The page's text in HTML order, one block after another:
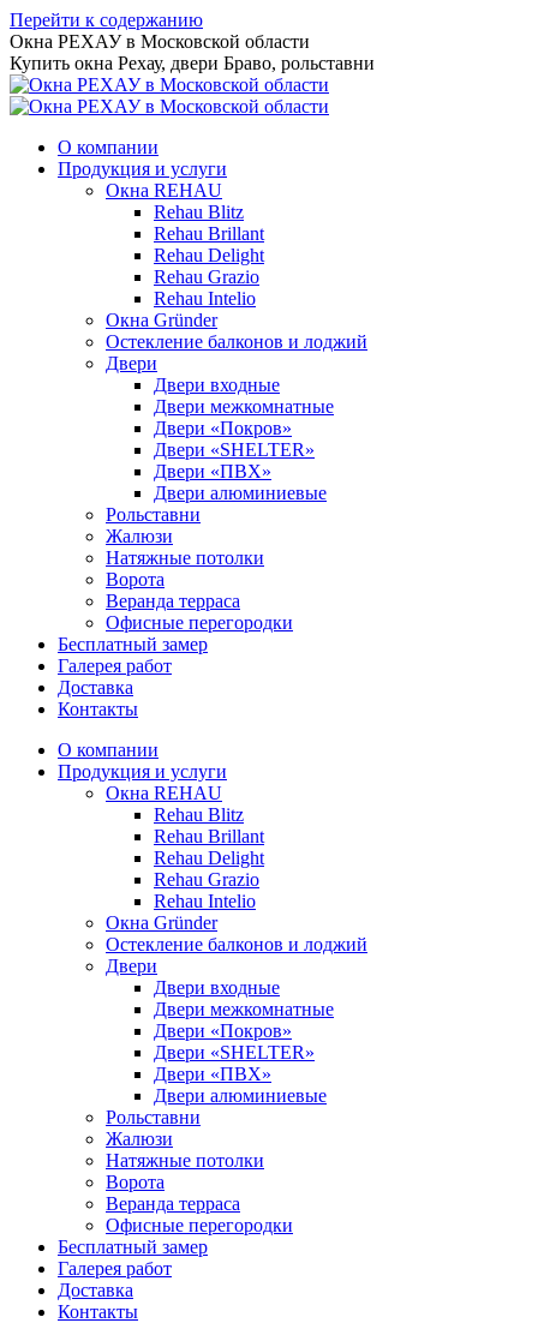
Перейти к содержанию
Окна РЕХАУ в Московской области
Купить окна Рехау, двери Браво, рольставни
О компании
Продукция и услуги
Окна REHAU
Rehau Blitz
Rehau Brillant
Rehau Delight
Rehau Grazio
Rehau Intelio
Окна Gründer
Остекление балконов и лоджий
Двери
Двери входные
Двери межкомнатные
Двери «Покров»
Двери «SHELTER»
Двери «ПВХ»
Двери алюминиевые
Рольставни
Жалюзи
Натяжные потолки
Ворота
Веранда терраса
Офисные перегородки
Бесплатный замер
Галерея работ
Доставка
Контакты
О компании
Продукция и услуги
Окна REHAU
Rehau Blitz
Rehau Brillant
Rehau Delight
Rehau Grazio
Rehau Intelio
Окна Gründer
Остекление балконов и лоджий
Двери
Двери входные
Двери межкомнатные
Двери «Покров»
Двери «SHELTER»
Двери «ПВХ»
Двери алюминиевые
Рольставни
Жалюзи
Натяжные потолки
Ворота
Веранда терраса
Офисные перегородки
Бесплатный замер
Галерея работ
Доставка
Контакты